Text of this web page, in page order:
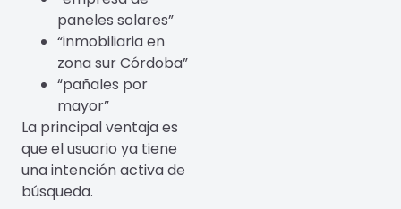
paneles solares”
“inmobiliaria en
zona sur Córdoba”
“pañales por
mayor”
La principal ventaja es
que el usuario ya tiene
una intención activa de
búsqueda.